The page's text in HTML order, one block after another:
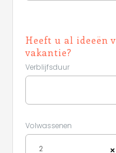
Heeft u al ideeën
vakantie?
Verblijfsduur
Volwassenen
×
2